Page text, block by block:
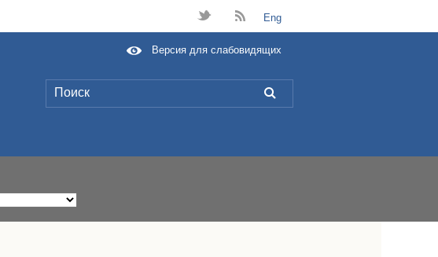
t B Eng
L
Версия для слабовидящих